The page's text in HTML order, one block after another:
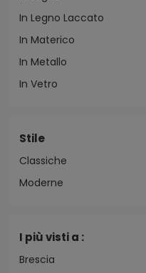
In Legno Laccato
In Materico
In Metallo
In Vetro
Stile
Classiche
Moderne
I più visti a :
Brescia